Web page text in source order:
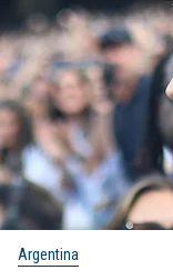
Argentina